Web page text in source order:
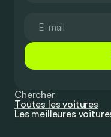
Chercher
Toutes les voitures
Les meilleures